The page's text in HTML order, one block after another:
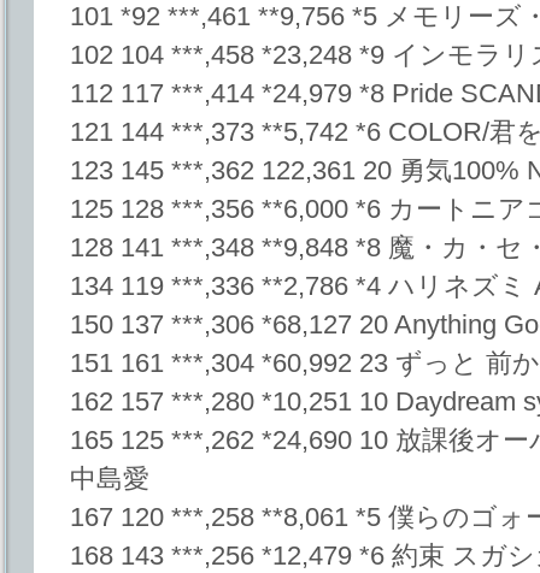
101 *92 ***,461 **9,756 *5 メモリーズ
102 104 ***,458 *23,248 *9 インモラ
112 117 ***,414 *24,979 *8 Pride
121 144 ***,373 **5,742 *6 COLOR/君
123 145 ***,362 122,361 20 勇気100%
125 128 ***,356 **6,000 *6 カートニア
128 141 ***,348 **9,848 *8 魔・カ・セ
134 119 ***,336 **2,786 *4 ハリネズミ
150 137 ***,306 *68,127 20 Anything
151 161 ***,304 *60,992 23 ずっと 前
162 157 ***,280 *10,251 10 Daydream
165 125 ***,262 *24,690 10 放課後オ
中島愛
167 120 ***,258 **8,061 *5 僕らのゴォ
168 143 ***,256 *12,479 *6 約束 スガ